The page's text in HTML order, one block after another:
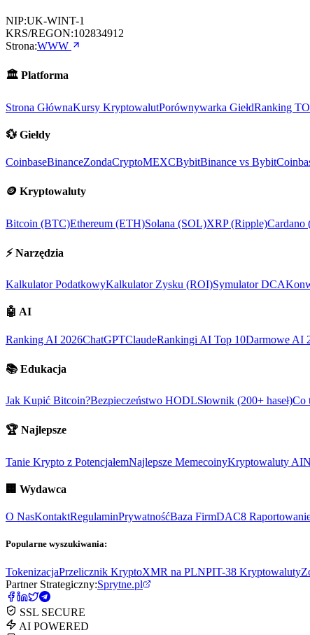
NIP:UK-WINT-1
KRS/REGON:102834912
Strona:WWW
🏛️ Platforma
Strona GłównaKursy KryptowalutPorównywarka GiełdRanking
💱 Giełdy
CoinbaseBinanceZondaCryptoMEXCBybitBinance vs Bybit
🪙 Kryptowaluty
Bitcoin (BTC)Ethereum (ETH)Solana (SOL)XRP (Ripple)
⚡ Narzędzia
Kalkulator PodatkowyKalkulator Zysku (ROI)Symulator DCA
🤖 AI
Ranking AI 2026ChatGPTClaudeRankingi AI Top 10Darmowe AI
📚 Edukacja
Jak Kupić Bitcoin?Bezpieczeństwo HODLSłownik (200+ haseł)Co
🏆 Najlepsze
Tanie Krypto z PotencjałemNajlepsze MemecoinyKryptowaluty AI
🏢 Wydawca
O NasKontaktRegulaminPrywatnośćBaza FirmDAC8
Popularne wyszukiwania:
TokenizacjaPrzelicznik KryptoXMR na PLNPIT-38 Kryptowaluty
Partner Strategiczny:Sprytne.pl
SSL SECURE
AI POWERED